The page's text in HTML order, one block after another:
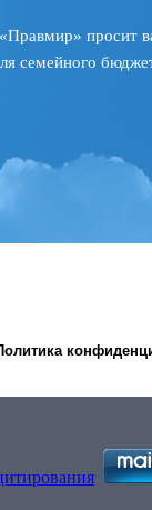
просит
семейного